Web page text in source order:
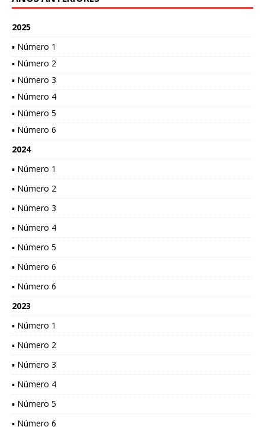
2025
▪ Número 1
▪ Número 2
▪ Número 3
▪ Número 4
▪ Número 5
▪ Número 6
2024
▪ Número 1
▪ Número 2
▪ Número 3
▪ Número 4
▪ Número 5
▪ Número 6
▪ Número 6
2023
▪ Número 1
▪ Número 2
▪ Número 3
▪ Número 4
▪ Número 5
▪ Número 6